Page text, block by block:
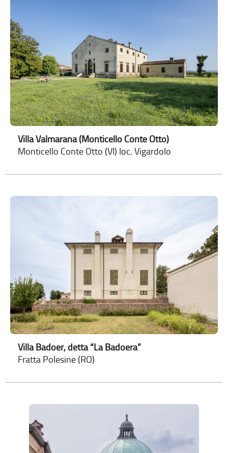
Villa Valmarana (Monticello Conte Otto)
Monticello Conte Otto (VI) loc. Vigardolo
Villa Badoer, detta “La Badoera”
Fratta Polesine (RO)